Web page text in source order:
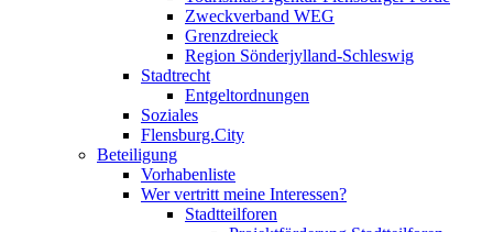
Zweckverband WEG
Grenzdreieck
Region Sönderjylland-Schleswig
Stadtrecht
Entgeltordnungen
Soziales
Flensburg.City
Beteiligung
Vorhabenliste
Wer vertritt meine Interessen?
Stadtteilforen